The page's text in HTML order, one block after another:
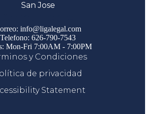
San Jose
info@ligalegal.com
Telefono: 626-790-7543
Mon-Fri 7:00AM - 7:00PM
y Condiciones
de privacidad
Statement